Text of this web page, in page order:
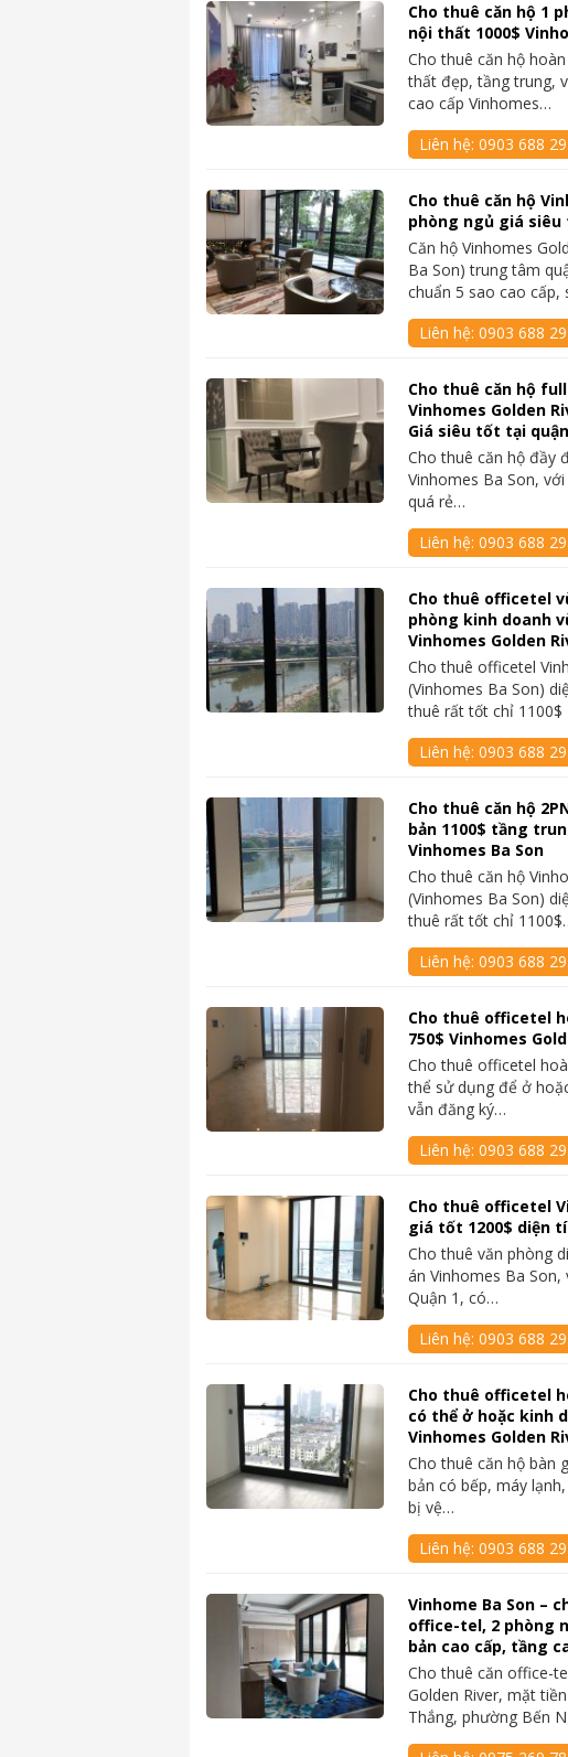
Cho thuê căn hộ 1
nội thất 1000$
Cho thuê căn hộ
thất đẹp, tầng trung,
cao cấp Vinhomes…
Liên hệ:0903 688
Cho thuê căn hộ
phòng ngủ giá siêu
Căn hộ Vinhomes
Ba Son) trung tâm
chuẩn 5 sao cao cấp,
Liên hệ:0903 688
Cho thuê căn hộ
Vinhomes Golden
Giá siêu tốt tại
Cho thuê căn hộ đầy
Vinhomes Ba Son,
quá rẻ…
Liên hệ:0903 688
Cho thuê officetel
phòng kinh doanh
Vinhomes Golden
Cho thuê officetel
(Vinhomes Ba Son)
thuê rất tốt chỉ
Liên hệ:0903 688
Cho thuê căn hộ
bản 1100$ tầng
Vinhomes Ba Son
Cho thuê căn hộ
(Vinhomes Ba Son)
thuê rất tốt chỉ
Liên hệ:0903 688
Cho thuê officetel
750$ Vinhomes
Cho thuê officetel
thể sử dụng để ở
vẫn đăng ký…
Liên hệ:0903 688
Cho thuê officetel
giá tốt 1200$ diện
Cho thuê văn phòng
án Vinhomes Ba
Quận 1, có…
Liên hệ:0903 688
Cho thuê officetel
có thể ở hoặc kinh
Vinhomes Golden
Cho thuê căn hộ bàn
bản có bếp, máy
bị vệ…
Liên hệ:0903 688
Vinhome Ba Son –
office-tel, 2 phòng
bản cao cấp, tầng
Cho thuê căn office-
Golden River, mặt
Thắng, phường Bến